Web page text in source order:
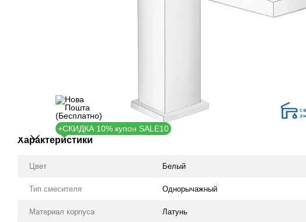
+СКИДКА 10% купон SALE10
Характеристики
Цвет Белый
Тип смесителя Однорычажный
Материал корпуса Латунь